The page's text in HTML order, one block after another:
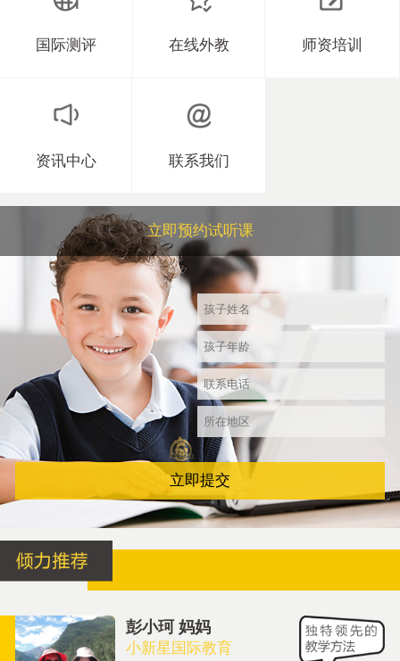
国际测评 在线外教 师资培训
资讯中心 联系我们
立即预约试听课
立即提交
彭小珂 妈妈
小新星国际教育